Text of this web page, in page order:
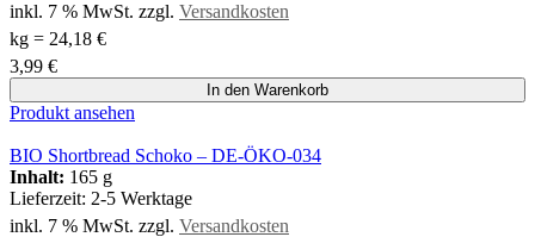
inkl. 7 % MwSt. zzgl. Versandkosten
kg = 24,18 €
3,99 €
In den Warenkorb
Produkt ansehen
BIO Shortbread Schoko – DE-ÖKO-034
Inhalt: 165 g
Lieferzeit: 2-5 Werktage
inkl. 7 % MwSt. zzgl. Versandkosten